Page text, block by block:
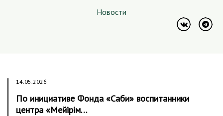
Новости
14.05.2026
По инициативе Фонда «Саби» воспитанники
центра «Мейірім…